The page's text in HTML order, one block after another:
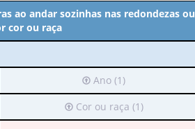
ao andar sozinhas nas redondezas ou
cor ou raça
Irá
para
o
cabeçalho
Ano (1)
Irá
para
Cor ou raça (1)